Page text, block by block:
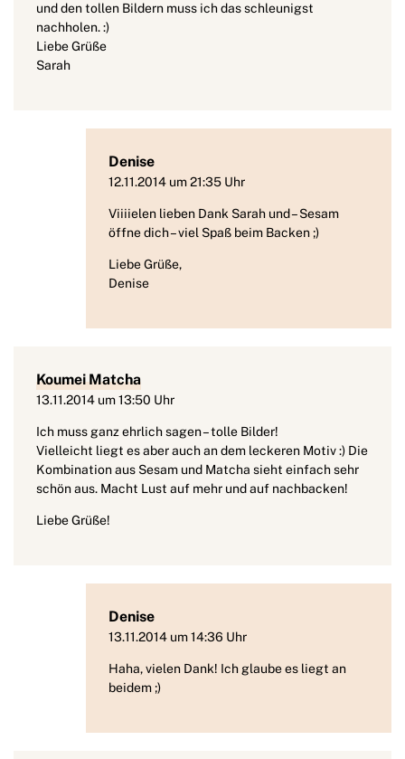
und den tollen Bildern muss ich das schleunigst
nachholen. :)
Liebe Grüße
Sarah
Denise
12.11.2014 um 21:35 Uhr
Viiiielen lieben Dank Sarah und – Sesam
öffne dich – viel Spaß beim Backen ;)
Liebe Grüße,
Denise
Koumei Matcha
13.11.2014 um 13:50 Uhr
Ich muss ganz ehrlich sagen – tolle Bilder!
Vielleicht liegt es aber auch an dem leckeren Motiv :) Die
Kombination aus Sesam und Matcha sieht einfach sehr
schön aus. Macht Lust auf mehr und auf nachbacken!
Liebe Grüße!
Denise
13.11.2014 um 14:36 Uhr
Haha, vielen Dank! Ich glaube es liegt an
beidem ;)